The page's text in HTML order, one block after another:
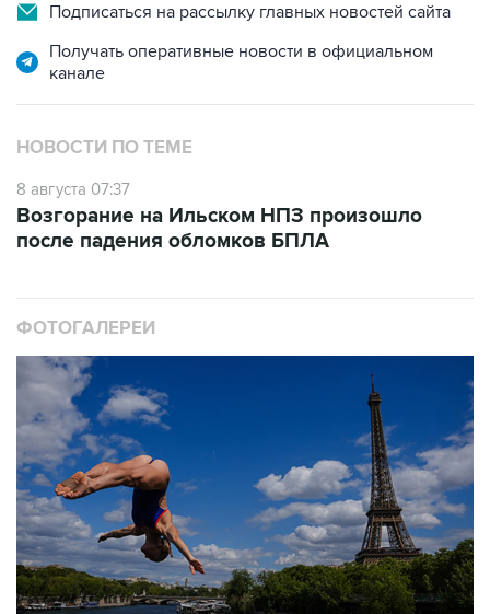
Подписаться на рассылку главных новостей сайта
Получать оперативные новости в официальном
канале
НОВОСТИ ПО ТЕМЕ
8 августа 07:37
Возгорание на Ильском НПЗ произошло
после падения обломков БПЛА
ФОТОГАЛЕРЕИ